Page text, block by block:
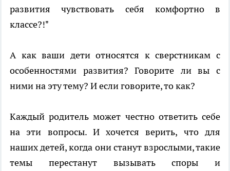
развития чувствовать себя комфортно в
классе?!"
А как ваши дети относятся к сверстникам с
особенностями развития? Говорите ли вы с
ними на эту тему? И если говорите, то как?
Каждый родитель может честно ответить себе
на эти вопросы. И хочется верить, что для
наших детей, когда они станут взрослыми, такие
темы перестанут вызывать споры и